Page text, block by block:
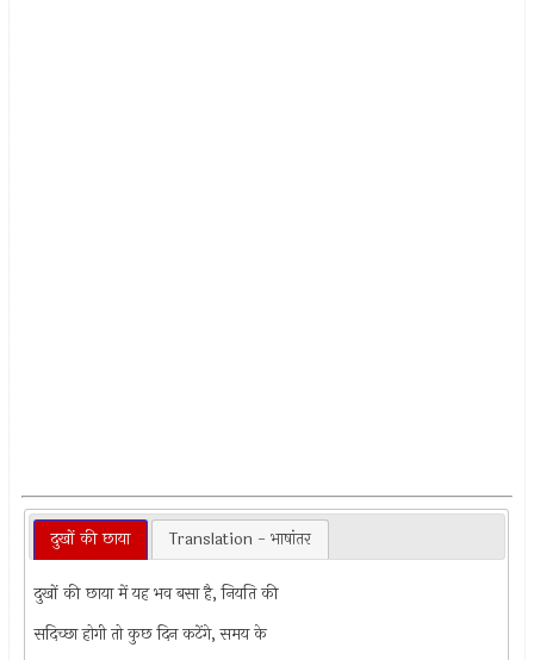
दुखों की छाया Translation - भाषांतर
दुखों की छाया में यह भव बसा है, नियति की
सदिच्छा होगी तो कुछ दिन कटेंगे, समय के